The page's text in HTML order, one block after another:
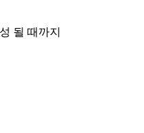
될 때까지